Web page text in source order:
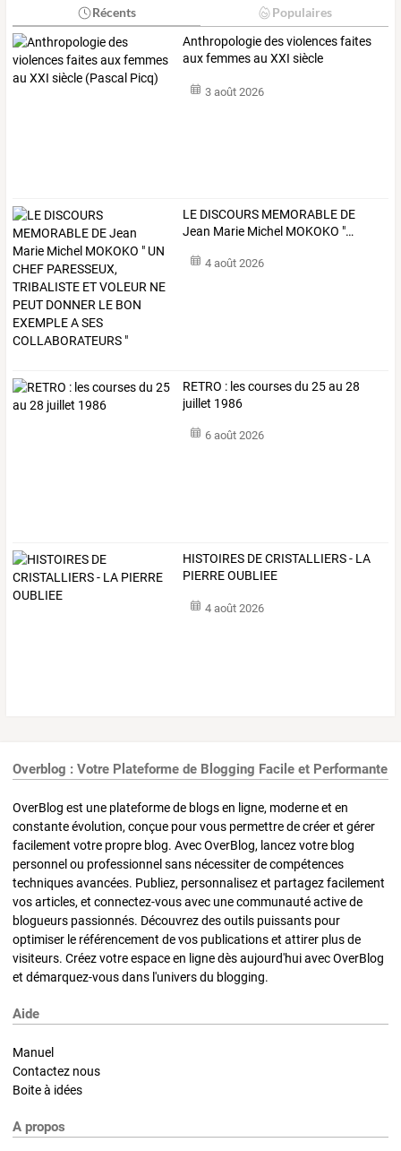
Récents Populaires
Anthropologiedesviolencesfaites
auxfemmesau XXI siècle
3 août 2026
LE DISCOURS MEMORABLE DE
Jean Marie Michel MOKOKO "…
4 août 2026
RETRO : les courses du 25 au 28
juillet 1986
6 août 2026
HISTOIRES DE CRISTALLIERS - LA
PIERRE OUBLIEE
4 août 2026
Overblog : Votre Plateforme de Blogging Facile et Performante
OverBlog est une plateforme de blogs en ligne, moderne et en
constante évolution, conçue pour vous permettre de créer et gérer
facilement votre propre blog. Avec OverBlog, lancez votre blog
personnel ou professionnel sans nécessiter de compétences
techniques avancées. Publiez, personnalisez et partagez facilement
vos articles, et connectez-vous avec une communauté active de
blogueurs passionnés. Découvrez des outils puissants pour
optimiser le référencement de vos publications et attirer plus de
visiteurs. Créez votre espace en ligne dès aujourd'hui avec OverBlog
et démarquez-vous dans l'univers du blogging.
Aide
Manuel
Contactez nous
Boite à idées
A propos